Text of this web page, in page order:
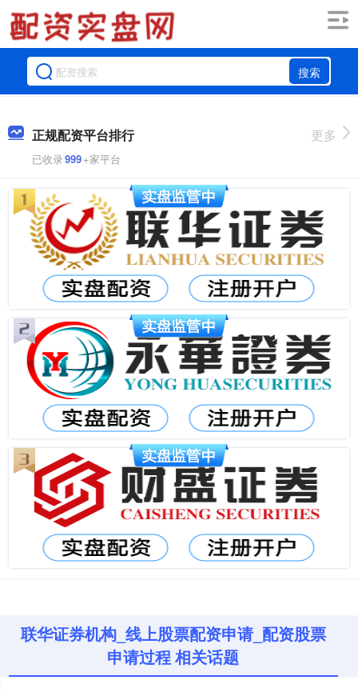
搜索
正规配资平台排行
已收录999+家平台
更多
联华证券机构_线上股票配资申请_配资股票
申请过程 相关话题